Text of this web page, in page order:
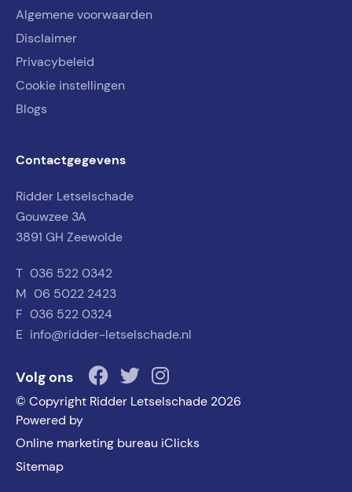
Algemene voorwaarden
Disclaimer
Privacybeleid
Cookie instellingen
Blogs
Contactgegevens
Ridder Letselschade
Gouwzee 3A
3891 GH Zeewolde
T 036 522 0342
M 06 5022 2423
F 036 522 0324
E info@ridder-letselschade.nl
Volg ons
© Copyright Ridder Letselschade 2026
Powered by
Online marketing bureau iClicks
Sitemap